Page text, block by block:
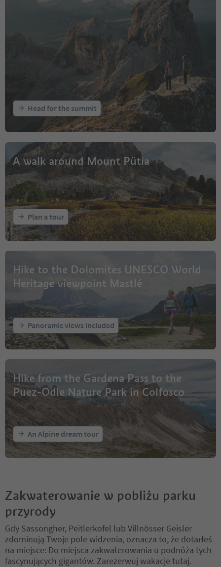
Head for the summit
A walk around Mount Pütia
Plan a tour
Hike to the Dolomites UNESCO World
Heritage viewpoint Mastlé
Panoramic views included
Hike from the Gardena Pass to the
Puez-Odle Nature Park in Colfosco
An Alpine dream tour
Zakwaterowanie w pobliżu parku
przyrody
Gdy Sassongher, Peitlerkofel lub Villnösser Geisler
zdominują Twoje pole widzenia, oznacza to, że dotarłeś
na miejsce: Do miejsca zakwaterowania u podnóża tych
fascynujących gigantów. Zarezerwuj wakacje tutaj.